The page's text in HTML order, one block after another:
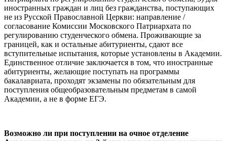
иностранных граждан и лиц без гражданства, поступающих
не из Русской Православной Церкви: направление /
согласование Комиссии Московского Патриархата по
регулированию студенческого обмена. Проживающие за
границей, как и остальные абитуриенты, сдают все
вступительные испытания, которые установлены в Академии.
Единственное отличие заключается в том, что иностранные
абитуриенты, желающие поступать на программы
бакалавриата, проходят экзамены по обязательным для
поступления общеобразовательным предметам в самой
Академии, а не в форме ЕГЭ.
Возможно ли при поступлении на очное отделение